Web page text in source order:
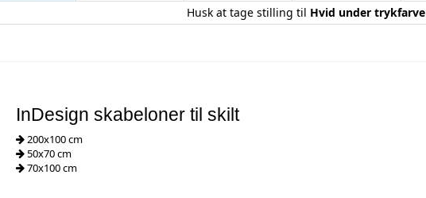
Husk at tage stilling til Hvid under trykfarve
InDesign skabeloner til skilt
200x100 cm
50x70 cm
70x100 cm